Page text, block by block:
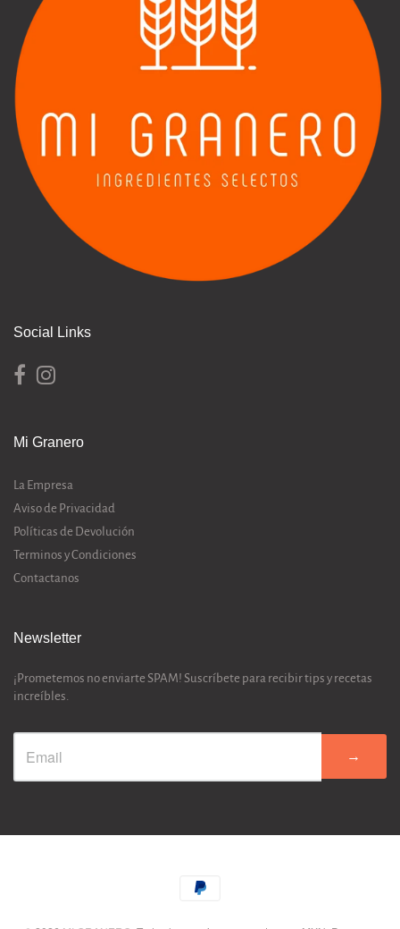
Social Links
Mi Granero
La Empresa
Aviso de Privacidad
Políticas de Devolución
Terminos y Condiciones
Contactanos
Newsletter
¡Prometemos no enviarte SPAM! Suscríbete para recibir tips y recetas
increíbles.
→